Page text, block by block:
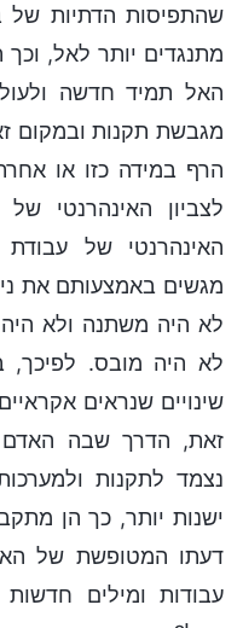
שהתפיסות הדתיות של
מתנגדים יותר לאל,
האל תמיד חדשה
מגבשת תקנות ובמקום
הרף במידה כזו או
לצביון האינהרנטי
האינהרנטי של
מגשים באמצעותם את
לא היה משתנה ולא
לא היה מובס. לפיכך,
שינויים שנראים
זאת, הדרך שבה האדם
נצמד לתקנות
ישנות יותר, כך הן
דעתו המטופשת של
עבודות ומילים